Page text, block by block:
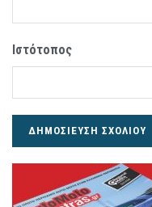
Ιστότοπος